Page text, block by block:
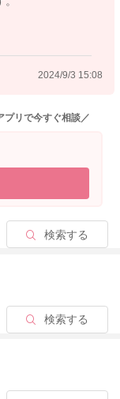
、大げさなくら
2024/9/3 15:08
プリで今すぐ相談／
検索する
検索する